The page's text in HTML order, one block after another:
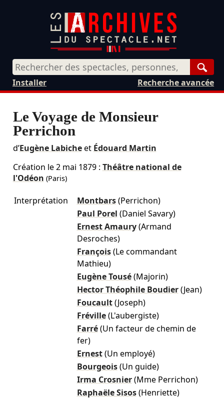
Recherche avancée
Installer
Le Voyage de Monsieur
Perrichon
d’Eugène Labicheet Édouard Martin
Création le2 mai 1879: Théâtre national de
l'Odéon (Paris)
Interprétation Montbars (Perrichon)
Paul Porel (Daniel Savary)
Ernest Amaury (Armand
Desroches)
François (Le commandant
Mathieu)
Eugène Tousé (Majorin)
Hector Théophile Boudier (Jean)
Foucault (Joseph)
Fréville (L'aubergiste)
Farré (Un facteur de chemin de
fer)
Ernest (Un employé)
Bourgeois (Un guide)
Irma Crosnier (Mme Perrichon)
Raphaële Sisos (Henriette)